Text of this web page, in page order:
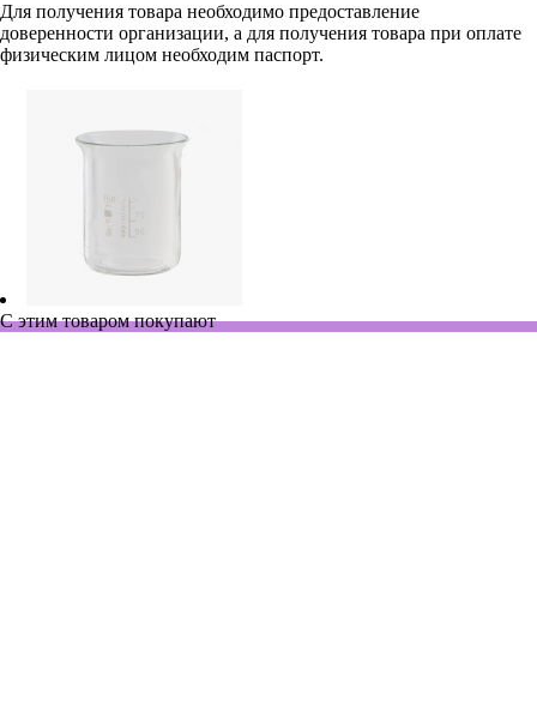
Для получения товара необходимо предоставление
доверенности организации, а для получения товара при оплате
физическим лицом необходим паспорт.
С этим товаром покупают